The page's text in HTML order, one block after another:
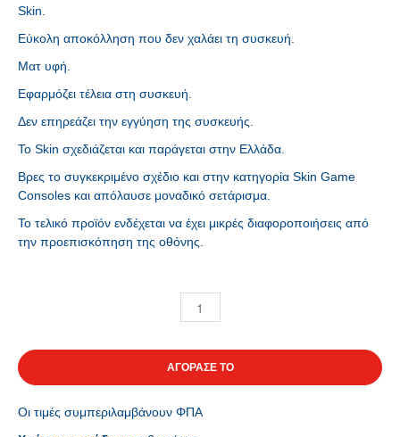
Skin.
Εύκολη αποκόλληση που δεν χαλάει τη συσκευή.
Ματ υφή.
Εφαρμόζει τέλεια στη συσκευή.
Δεν επηρεάζει την εγγύηση της συσκευής.
Το Skin σχεδιάζεται και παράγεται στην Ελλάδα.
Βρες το συγκεκριμένο σχέδιο και στην κατηγορία Skin Game
Consoles και απόλαυσε μοναδικό σετάρισμα.
Το τελικό προϊόν ενδέχεται να έχει μικρές διαφοροποιήσεις από
την προεπισκόπηση της οθόνης.
ΑΓΟΡΑΣΕ ΤΟ
Οι τιμές συμπεριλαμβάνουν ΦΠΑ